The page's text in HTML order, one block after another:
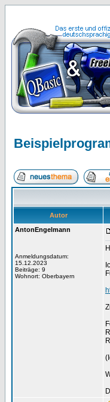
Autor
AntonEngelmann
Anmeldungsdatum:
15.12.2023
Beiträge: 9
Wohnort: Oberbayern